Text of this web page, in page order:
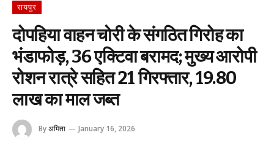
रायपुर
दोपहिया वाहन चोरी के संगठित गिरोह का
भंडाफोड़, 36 एक्टिवा बरामद; मुख्य आरोपी
रोशन रात्रे सहित 21 गिरफ्तार, 19.80
लाख का माल जब्त
Byअमिता January 16, 2026